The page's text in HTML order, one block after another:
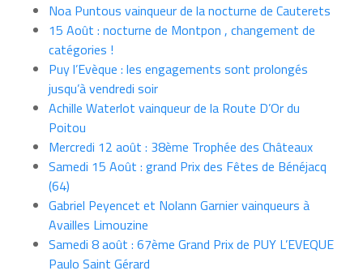
Noa Puntous vainqueur de la nocturne de Cauterets
15 Août : nocturne de Montpon , changement de
catégories !
Puy l’Evèque : les engagements sont prolongés
jusqu’à vendredi soir
Achille Waterlot vainqueur de la Route D’Or du
Poitou
Mercredi 12 août : 38ème Trophée des Châteaux
Samedi 15 Août : grand Prix des Fêtes de Bénéjacq
(64)
Gabriel Peyencet et Nolann Garnier vainqueurs à
Availles Limouzine
Samedi 8 août : 67ème Grand Prix de PUY L’EVEQUE
Paulo Saint Gérard